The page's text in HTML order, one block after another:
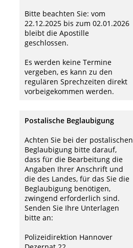
Bitte beachten Sie: vom
22.12.2025 bis zum 02.01.2026
bleibt die Apostille
geschlossen.
Es werden keine Termine
vergeben, es kann zu den
regulären Sprechzeiten direkt
vorbeigekommen werden.
Postalische Beglaubigung
Achten Sie bei der postalischen
Beglaubigung bitte darauf,
dass für die Bearbeitung die
Angaben Ihrer Anschrift und
die des Landes, für das Sie die
Beglaubigung benötigen,
zwingend erforderlich sind.
Senden Sie Ihre Unterlagen
bitte an:
Polizeidirektion Hannover